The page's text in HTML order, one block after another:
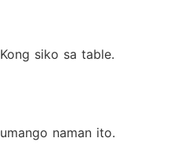
siko sa table.
naman ito.